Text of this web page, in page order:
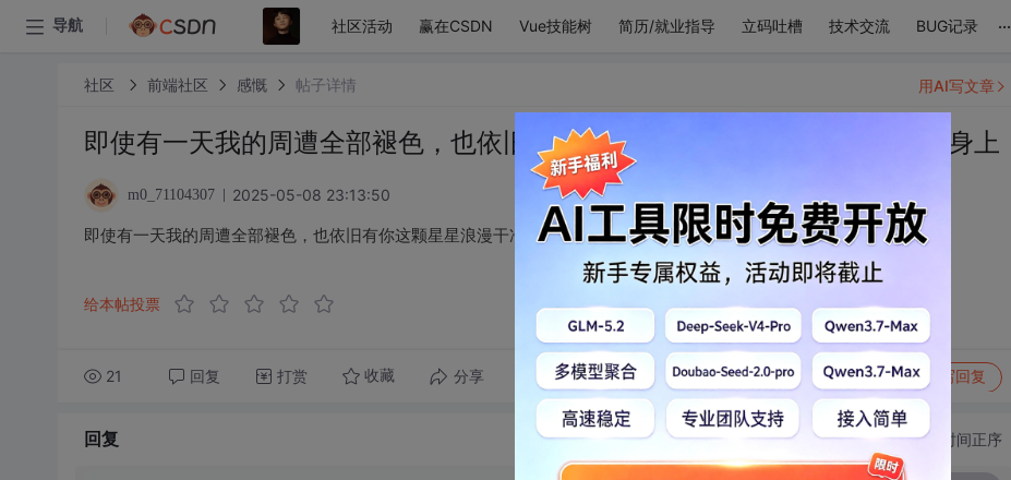
导航 社区活动 赢在CSDN Vue技能树 简历/就业指导 立码吐槽 技术交流 BUG记录 ...
社区 前端社区 感慨 帖子详情
即使有一天我的周遭全部褪色，也依旧有你这颗星星浪漫干净，闪烁月在我身上
m0_71104307 2025-05-08 23:13:50
即使有一天我的周遭全部褪色，也依旧有你这颗星星浪漫干净，闪烁月在我身上
给本帖投票
21 回复 打赏 收藏 分享 转发到动态 举报 写回复
用AI写文章
回复 切换为时间正序